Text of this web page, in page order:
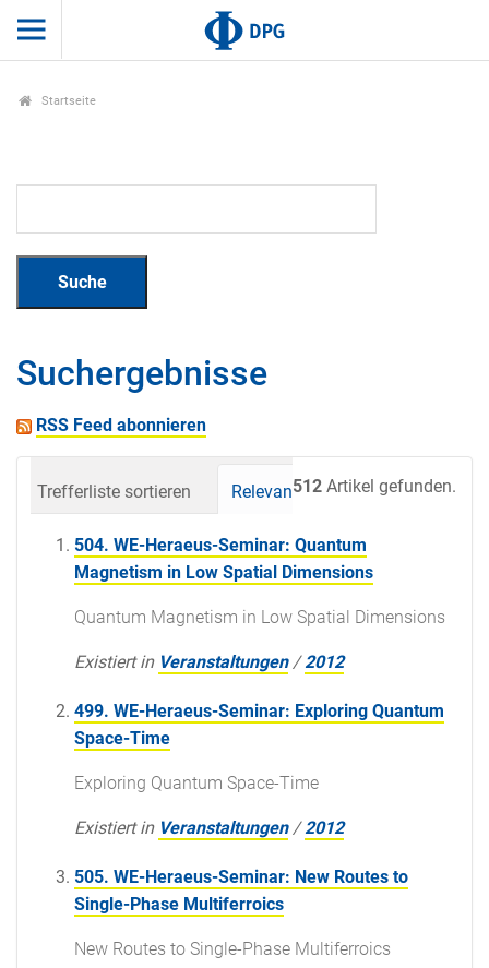
Startseite
Suchergebnisse
RSS Feed abonnieren
512 Artikel gefunden.
Trefferliste sortieren Relevanz Datum
504. WE-Heraeus-Seminar: Quantum
Magnetism in Low Spatial Dimensions
Quantum Magnetism in Low Spatial Dimensions
Existiert in Veranstaltungen /2012
499. WE-Heraeus-Seminar: Exploring Quantum
Space-Time
Exploring Quantum Space-Time
Existiert in Veranstaltungen /2012
505. WE-Heraeus-Seminar: New Routes to
Single-Phase Multiferroics
New Routes to Single-Phase Multiferroics